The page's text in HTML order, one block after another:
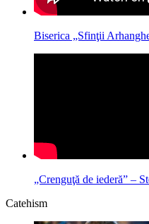
Biserica „Sfinţii
„Crenguţă de iederă” –
Catehism